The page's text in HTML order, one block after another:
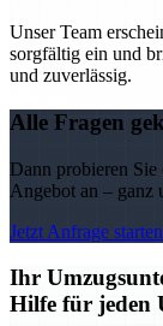
Unser Team
sorgfältig ein und
und zuverlässig.
Alle Fragen
Dann probieren
Angebot an – ganz
Jetzt Anfrage starten
Ihr
Hilfe für jeden